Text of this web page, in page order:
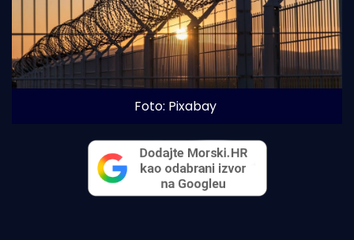
Foto: Pixabay